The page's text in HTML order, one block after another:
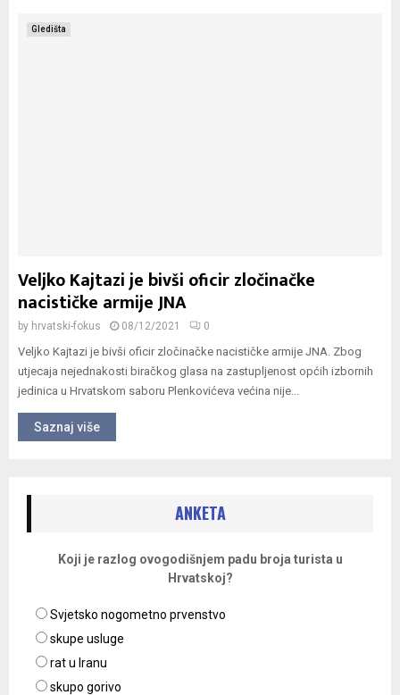
Gledišta
Veljko Kajtazi je bivši oficir zločinačke
nacističke armije JNA
by hrvatski-fokus 08/12/2021 0
Veljko Kajtazi je bivši oficir zločinačke nacističke armije JNA. Zbog
utjecaja nejednakosti biračkog glasa na zastupljenost općih izbornih
jedinica u Hrvatskom saboru Plenkovićeva većina nije...
Saznaj više
ANKETA
Koji je razlog ovogodišnjem padu broja turista u
Hrvatskoj?
Svjetsko nogometno prvenstvo
skupe usluge
rat u Iranu
skupo gorivo